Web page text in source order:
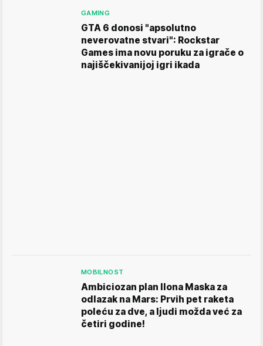
GAMING
GTA 6 donosi "apsolutno
neverovatne stvari": Rockstar
Games ima novu poruku za igrače o
najiščekivanijoj igri ikada
MOBILNOST
Ambiciozan plan Ilona Maska za
odlazak na Mars: Prvih pet raketa
poleću za dve, a ljudi možda već za
četiri godine!